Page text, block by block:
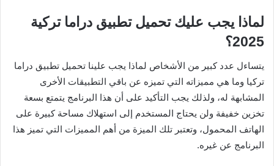
لماذا يجب عليك تحميل تطبيق دراما تركية
2025؟
يتساءل عدد كبير من الأشخاص لماذا يجب علينا تحميل تطبيق دراما
تركيا وما هي مميزاته التي تميزه عن باقي التطبيقات الأخرى
المشابهة له، ولذلك يجب التأكيد على أن هذا البرنامج يتمتع بسعة
تخزين خفيفة ولن يحتاج المستخدم إلى استهلاك مساحة كبيرة على
الهاتف المحمول، وتعتبر تلك الميزة من أهم المميزات التي تميز هذا
البرنامج عن غيره.